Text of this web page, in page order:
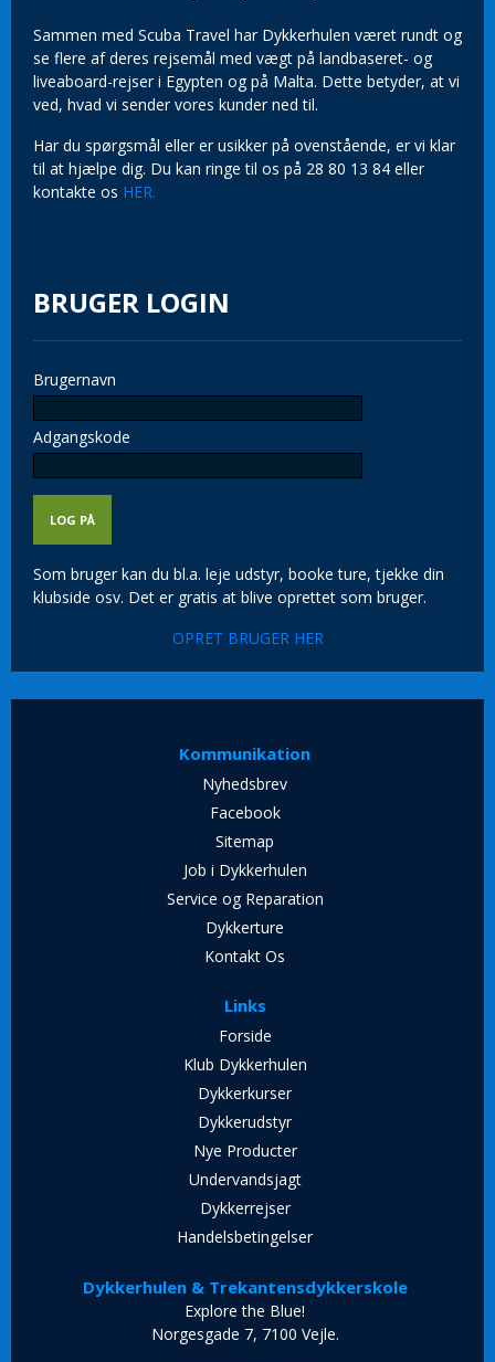
Sammen med Scuba Travel har Dykkerhulen været rundt og
se flere af deres rejsemål med vægt på landbaseret- og
liveaboard-rejser i Egypten og på Malta. Dette betyder, at vi
ved, hvad vi sender vores kunder ned til.
Har du spørgsmål eller er usikker på ovenstående, er vi klar
til at hjælpe dig. Du kan ringe til os på 28 80 13 84 eller
kontakte os HER.
BRUGER LOGIN
Brugernavn
Adgangskode
Som bruger kan du bl.a. leje udstyr, booke ture, tjekke din
klubside osv. Det er gratis at blive oprettet som bruger.
OPRET BRUGER HER
Kommunikation
Nyhedsbrev
Facebook
Sitemap
Job i Dykkerhulen
Service og Reparation
Dykkerture
Kontakt Os
Links
Forside
Klub Dykkerhulen
Dykkerkurser
Dykkerudstyr
Nye Producter
Undervandsjagt
Dykkerrejser
Handelsbetingelser
Dykkerhulen & Trekantensdykkerskole
Explore the Blue!
Norgesgade 7, 7100 Vejle.